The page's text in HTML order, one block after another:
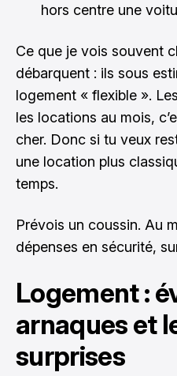
hors centre une
Ce que je vois souvent
débarquent : ils sous
logement « flexible ».
les locations au mois,
cher. Donc si tu veux
une location plus
temps.
Prévois un coussin. Au
dépenses en sécurité,
Logement :
arnaques et
surprises